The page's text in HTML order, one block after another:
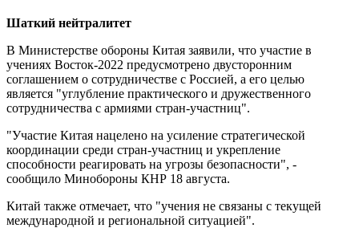
Шаткий нейтралитет
В Министерстве обороны Китая заявили, что участие в
учениях Восток-2022 предусмотрено двусторонним
соглашением о сотрудничестве с Россией, а его целью
является "углубление практического и дружественного
сотрудничества с армиями стран-участниц".
"Участие Китая нацелено на усиление стратегической
координации среди стран-участниц и укрепление
способности реагировать на угрозы безопасности", -
сообщило Минобороны КНР 18 августа.
Китай также отмечает, что "учения не связаны с текущей
международной и региональной ситуацией".